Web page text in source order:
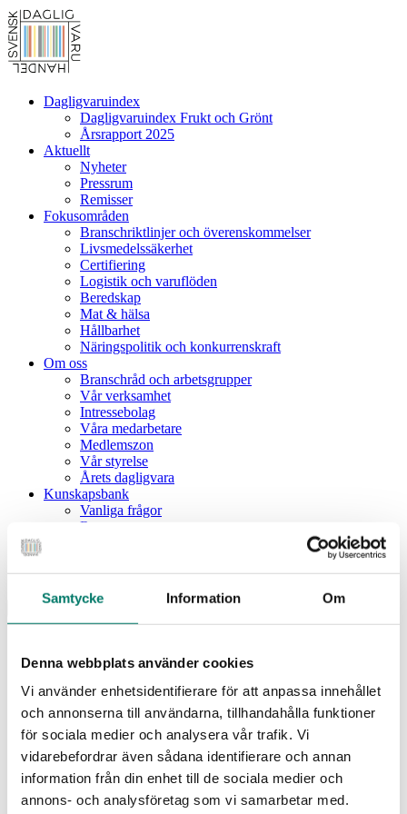
Samtycke Information Om
Denna webbplats använder cookies
Vi använder enhetsidentifierare för att anpassa innehållet
och annonserna till användarna, tillhandahålla funktioner
för sociala medier och analysera vår trafik. Vi
vidarebefordrar även sådana identifierare och annan
information från din enhet till de sociala medier och
annons- och analysföretag som vi samarbetar med.
Dagligvaruindex
Dagligvaruindex Frukt och Grönt
Årsrapport 2025
Aktuellt
Nyheter
Pressrum
Remisser
Fokusområden
Branschriktlinjer och överenskommelser
Livsmedelssäkerhet
Certifiering
Logistik och varuflöden
Beredskap
Mat & hälsa
Hållbarhet
Näringspolitik och konkurrenskraft
Om oss
Branschråd och arbetsgrupper
Vår verksamhet
Intressebolag
Våra medarbetare
Medlemszon
Vår styrelse
Årets dagligvara
Kunskapsbank
Vanliga frågor
Rapporter
Moms på livsmedel
Dagligvaruindex Frukt och Grönt
Årsrapport 2025
Aktuellt
Nyheter
Pressrum
Remisser
Fokusområden
Branschriktlinjer och överenskommelser
Livsmedelssäkerhet